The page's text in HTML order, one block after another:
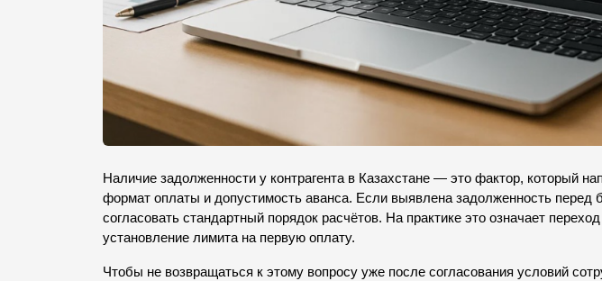
Наличие задолженности у контрагента в Казахстане — это фактор, который
формат оплаты и допустимость аванса. Если выявлена задолженность перед
согласовать стандартный порядок расчётов. На практике это означает
установление лимита на первую оплату.
Чтобы не возвращаться к этому вопросу уже после согласования условий